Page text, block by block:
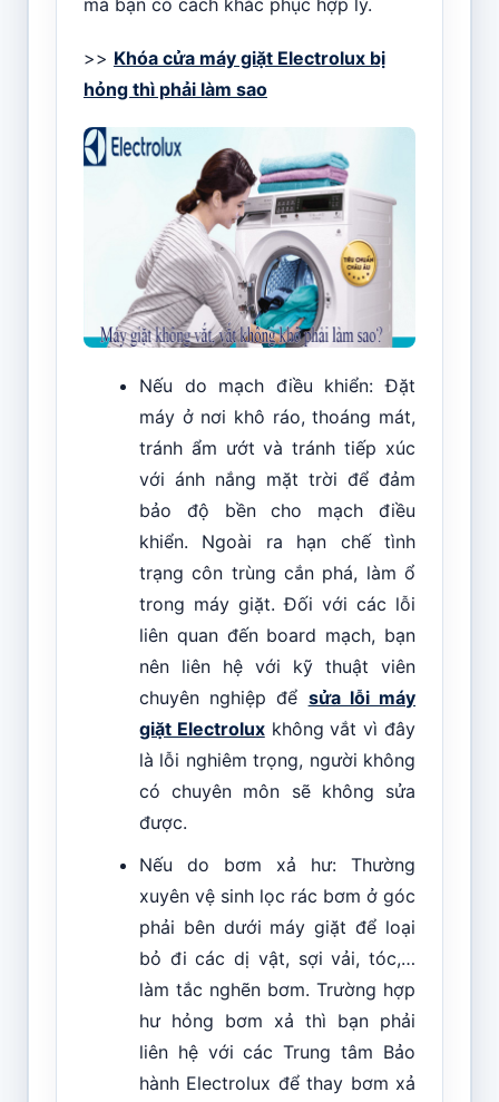
>> Khóa cửa máy giặt Electrolux bị
hỏng thì phải làm sao
Nếu do mạch điều khiển: Đặt
máy ở nơi khô ráo, thoáng mát,
tránh ẩm ướt và tránh tiếp xúc
với ánh nắng mặt trời để đảm
bảo độ bền cho mạch điều
khiển. Ngoài ra hạn chế tình
trạng côn trùng cắn phá, làm ổ
trong máy giặt. Đối với các lỗi
liên quan đến board mạch, bạn
nên liên hệ với kỹ thuật viên
chuyên nghiệp để sửa lỗi máy
giặt Electroluxkhông vắt vì đây
là lỗi nghiêm trọng, người không
có chuyên môn sẽ không sửa
được.
Nếu do bơm xả hư: Thường
xuyên vệ sinh lọc rác bơm ở góc
phải bên dưới máy giặt để loại
bỏ đi các dị vật, sợi vải, tóc,…
làm tắc nghẽn bơm. Trường hợp
hư hỏng bơm xả thì bạn phải
liên hệ với các Trung tâm Bảo
hành Electrolux để thay bơm xả